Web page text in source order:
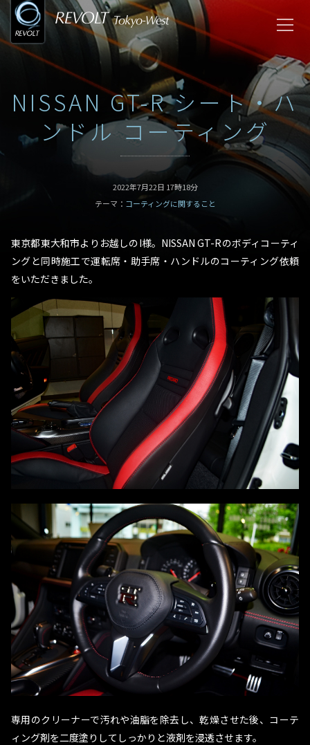
NISSAN GT-R シート・ハ
ンドル コーティング
2022年7月22日 17時18分
テーマ： コーティングに関すること
東京都東大和市よりお越しのI様。NISSAN GT-Rのボディコーティ
ングと同時施工で運転席・助手席・ハンドルのコーティング依頼
をいただきました。
専用のクリーナーで汚れや油脂を除去し、乾燥させた後、コーテ
ィング剤を二度塗りしてしっかりと液剤を浸透させます。